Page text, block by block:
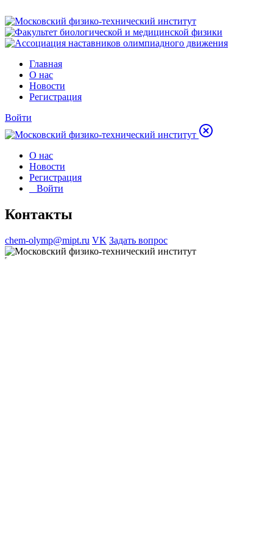
Главная
О нас
Новости
Регистрация
Войти
О нас
Новости
Регистрация
Войти
Контакты
chem-olymp@mipt.ru VK Задать вопрос